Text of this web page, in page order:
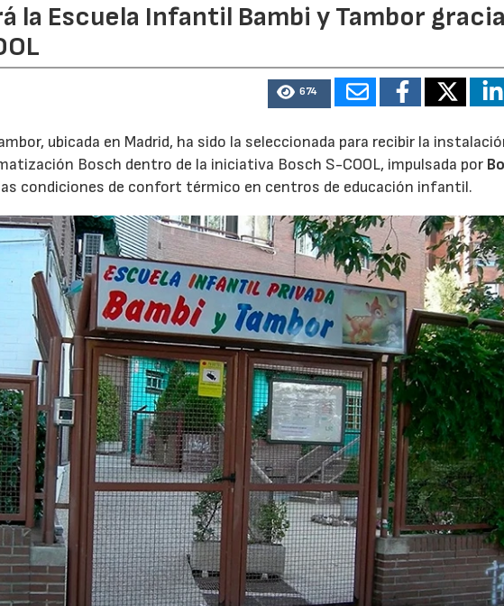
la Escuela Infantil Bambi y Tambor
674
ubicada en Madrid, ha sido la seleccionada para recibir la
Bosch dentro de la iniciativa Bosch S-COOL, impulsada por
condiciones de confort térmico en centros de educación infantil.